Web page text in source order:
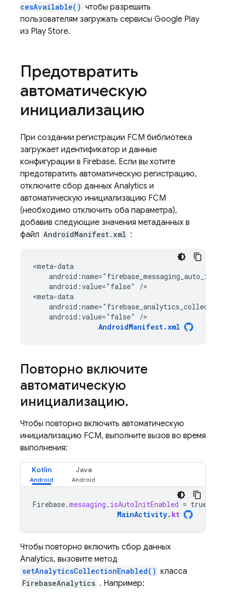
cesAvailable() чтобы разрешить
пользователям загружать сервисы Google Play
из Play Store.
Предотвратить
автоматическую
инициализацию
При создании регистрации FCM библиотека
загружает идентификатор и данные
конфигурации в Firebase. Если вы хотите
предотвратить автоматическую регистрацию,
отключите сбор данных Analytics и
автоматическую инициализацию FCM
(необходимо отключить оба параметра),
добавив следующие значения метаданных в
файл AndroidManifest.xml :
<meta-data
    android:value="false" /
>
<meta-data
    android:value="false" />
AndroidManifest.xml
Повторно включите
автоматическую
инициализацию.
Чтобы повторно включить автоматическую
инициализацию FCM, выполните вызов во время
выполнения:
Kotlin Java
Firebase.messaging . isAutoInitEnabled = true
MainActivity. kt
Чтобы повторно включить сбор данных
Analytics, вызовите метод
setAnalyticsCollectionEnabled() класса
FirebaseAnalytics . Например: